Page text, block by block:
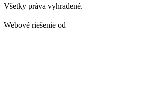
Všetky práva vyhradené.
Webové riešenie od